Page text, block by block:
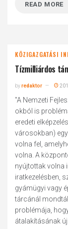
READ MORE
KÖZIGAZGATÁSI
Tízmilliárdos
byredaktor
"A Nemzeti
okból is
eredeti
városokban)
volna fel,
volna. A
nyújtottak volna
iratkezelésben,
gyámügyi vagy
tárcánál
problémája,
átalakításának